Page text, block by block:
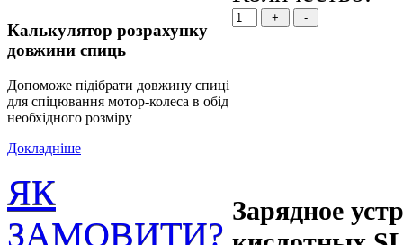
Зарядное
Калькулятор розрахунку
довжини спиць
Допоможе підібрати довжину спиці
для спіцювання мотор-колеса в обід
необхідного розміру
Докладніше
ЯК
ЗАМОВИТИ?